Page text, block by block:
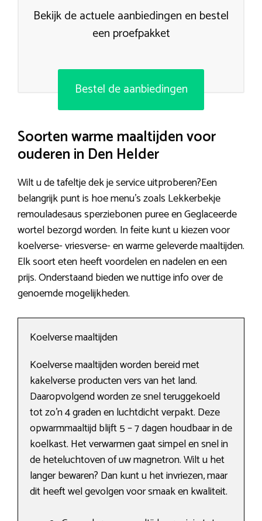
Bekijk de actuele aanbiedingen en bestel
een proefpakket
Bestel de aanbiedingen
Soorten warme maaltijden voor
ouderen in Den Helder
Wilt u de tafeltje dek je service uitproberen?Een
belangrijk punt is hoe menu’s zoals Lekkerbekje
remouladesaus sperziebonen puree en Geglaceerde
wortel bezorgd worden. In feite kunt u kiezen voor
koelverse- vriesverse- en warme geleverde maaltijden.
Elk soort eten heeft voordelen en nadelen en een
prijs. Onderstaand bieden we nuttige info over de
genoemde mogelijkheden.
Koelverse maaltijden
Koelverse maaltijden worden bereid met
kakelverse producten vers van het land.
Daaropvolgend worden ze snel teruggekoeld
tot zo’n 4 graden en luchtdicht verpakt. Deze
opwarmmaaltijd blijft 5 – 7 dagen houdbaar in de
koelkast. Het verwarmen gaat simpel en snel in
de heteluchtoven of uw magnetron. Wilt u het
langer bewaren? Dan kunt u het invriezen, maar
dit heeft wel gevolgen voor smaak en kwaliteit.